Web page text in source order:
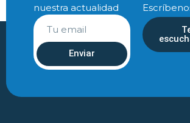
nuestra actualidad
Enviar